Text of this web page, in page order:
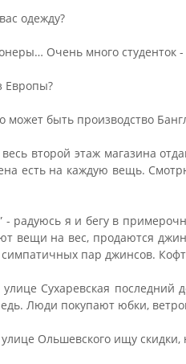
одежду?
Очень много студенток
Европы?
может быть производство
второй этаж магазина
есть на каждую вещь.
- радуюсь я и бегу в
вещи на вес, продаются
пар джинсов.
улице Сухаревская
Люди покупают юбки,
Ольшевского ищу скидки,